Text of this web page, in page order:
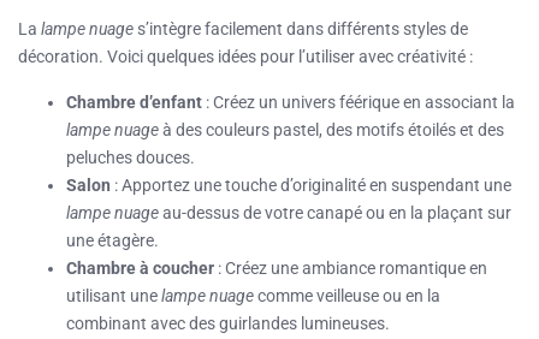
La lampe nuage s’intègre facilement dans différents styles de
décoration. Voici quelques idées pour l’utiliser avec créativité :
Chambre d’enfant : Créez un univers féérique en associant la
lampe nuageà des couleurs pastel, des motifs étoilés et des
peluches douces.
Salon : Apportez une touche d’originalité en suspendant une
lampe nuageau-dessus de votre canapé ou en la plaçant sur
une étagère.
Chambre à coucher : Créez une ambiance romantique en
utilisant unelampe nuagecomme veilleuse ou en la
combinant avec des guirlandes lumineuses.